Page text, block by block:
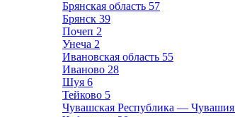
Брянская область 57
Брянск 39
Почеп 2
Унеча 2
Ивановская область 55
Иваново 28
Шуя 6
Тейково 5
Чувашская Республика — Чувашия